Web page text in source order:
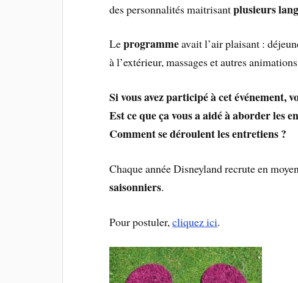
des personnalités maitrisantplusieurs
Leprogrammeavait l’air plaisant :
à l’extérieur, massages et autres
Si vous avez participé à cet événement,
Est ce que ça vous a aidé à aborder les
Comment se déroulent les entretiens ?
Chaque année Disneyland recrute en
saisonniers.
Pour postuler,cliquez ici.